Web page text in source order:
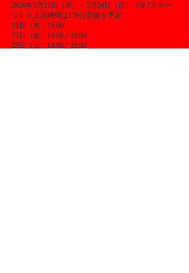
2020年5月21日（木）～5月24日（日）《全7ステー
ジ》※上演時間は130分前後を予定
21日（木）19:00
22日（金）14:00／19:00
23日（土）14:00／19:00